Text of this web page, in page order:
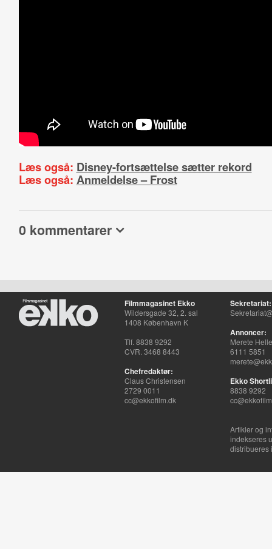
Læs også: Disney-fortsættelse sætter rekord
Læs også: Anmeldelse – Frost
0 kommentarer
Filmmagasinet Ekko
Wildersgade 32, 2. sal
1408 København K
Tlf. 8838 9292
CVR. 3468 8443
Chefredaktør:
Claus Christensen
2729 0011
cc@ekkofilm.dk
Sekretariat:
Annoncer:
Merete
6111 5851
Ekko
8838 9292
Artikler og
indekseres
distribueres